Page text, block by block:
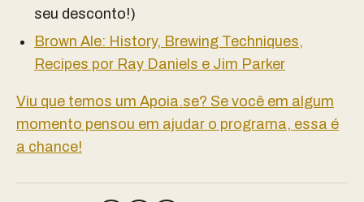
seu desconto!)
Brown Ale: History, Brewing Techniques,
Recipes por Ray Daniels e Jim Parker
Viu que temos um Apoia.se? Se você em algum
momento pensou em ajudar o programa, essa é
a chance!